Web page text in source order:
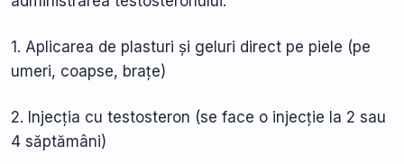
1. Aplicarea de plasturi și geluri direct pe piele (pe
umeri, coapse, brațe)
2. Injecția cu testosteron (se face o injecție la 2 sau
4 săptămâni)